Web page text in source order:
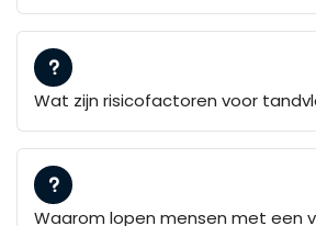
Wat zijn risicofactoren voor
Waarom lopen mensen met een